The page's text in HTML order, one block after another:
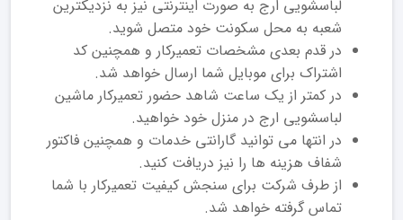
لباسشویی ارج به صورت اینترنتی نیز به نزدیکترین
شعبه به محل سکونت خود متصل شوید.
در قدم بعدی مشخصات تعمیرکار و همچنین کد
اشتراک برای موبایل شما ارسال خواهد شد.
در کمتر از یک ساعت شاهد حضور تعمیرکار ماشین
لباسشویی ارج در منزل خود خواهید.
در انتها می توانید گارانتی خدمات و همچنین فاکتور
شفاف هزینه‌ ها را نیز دریافت کنید.
از طرف شرکت برای سنجش کیفیت تعمیرکار با شما
تماس گرفته خواهد شد.